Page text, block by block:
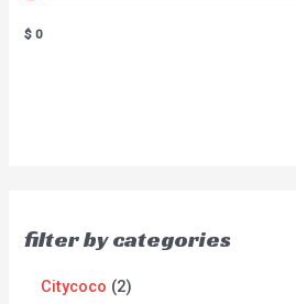
$ 0
filter by categories
Citycoco
2